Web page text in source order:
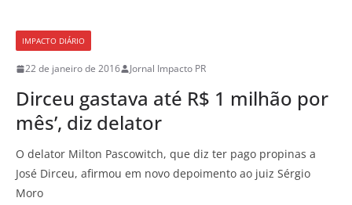
IMPACTO DIÁRIO
22 de janeiro de 2016 Jornal Impacto PR
Dirceu gastava até R$ 1 milhão por
mês’, diz delator
O delator Milton Pascowitch, que diz ter pago propinas a
José Dirceu, afirmou em novo depoimento ao juiz Sérgio
Moro